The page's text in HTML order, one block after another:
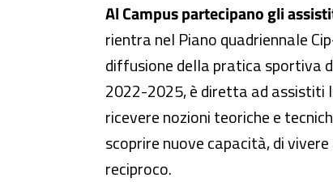
Al Campus partecipano gli
rientra nel Piano quadriennale
diffusione della pratica sportiva
2022-2025, è diretta ad assistiti
ricevere nozioni teoriche e
scoprire nuove capacità, di
reciproco.